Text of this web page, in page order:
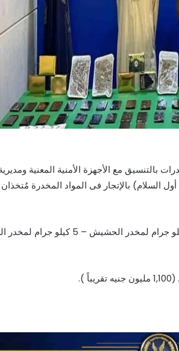
بالتنسيق مع الأجهزة الأمنية المعنية
السلام) بالإتجار فى المواد المخدرة
عقب تقنين الإجراءات تم ضبطهما .. وبحوزتهما (10 كيلو جرام
).